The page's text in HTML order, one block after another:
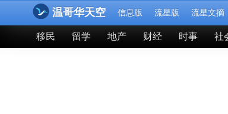
温哥华天空 信息版 流星版 流星文摘
移民 留学 地产 财经 时事 社